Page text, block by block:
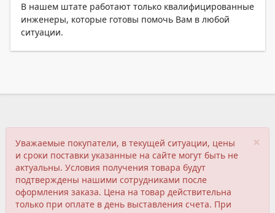
В нашем штате работают только квалифицированные
инженеры, которые готовы помочь Вам в любой
ситуации.
×
Уважаемые покупатели, в текущей ситуации, цены
и сроки поставки указанные на сайте могут быть не
актуальны. Условия получения товара будут
подтверждены нашими сотрудниками после
оформления заказа. Цена на товар действительна
только при оплате в день выставления счета. При